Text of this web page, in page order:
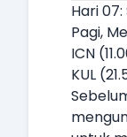
Hari 07:
Pagi,
ICN
KUL